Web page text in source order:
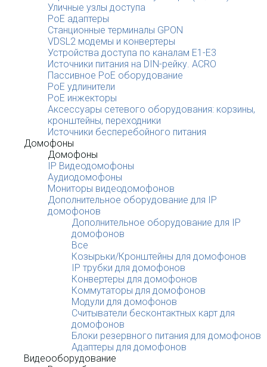
Уличные узлы доступа
PoE адаптеры
Станционные терминалы GPON
VDSL2 модемы и конвертеры
Устройства доступа по каналам E1-E3
Источники питания на DIN-рейку. ACRO
Пассивное PoE оборудование
PoE удлинители
PoE инжекторы
Аксессуары сетевого оборудования: корзины,
кронштейны, переходники
Источники бесперебойного питания
Домофоны
Домофоны
IP Видеодомофоны
Аудиодомофоны
Мониторы видеодомофонов
Дополнительное оборудование для IP
домофонов
Дополнительное оборудование для IP
домофонов
Все
Козырьки/Кронштейны для домофонов
IP трубки для домофонов
Конвертеры для домофонов
Коммутаторы для домофонов
Модули для домофонов
Считыватели бесконтактных карт для
домофонов
Блоки резервного питания для домофонов
Адаптеры для домофонов
Видеооборудование